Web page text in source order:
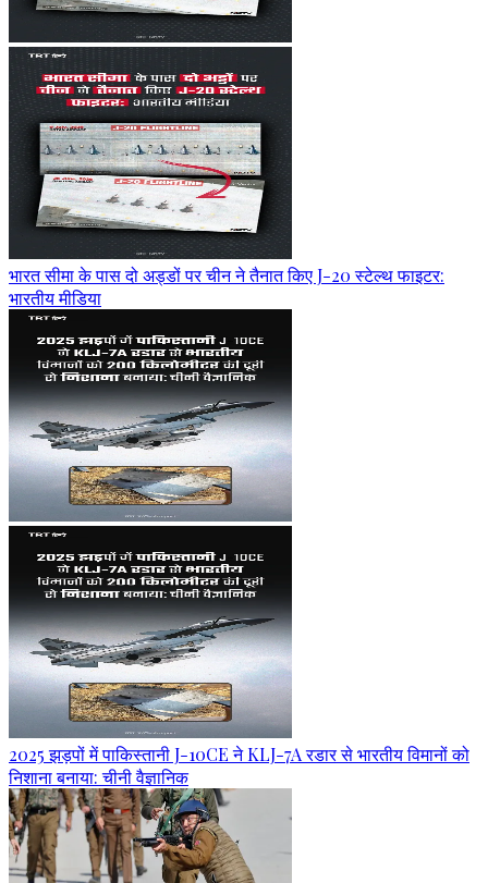
भारत सीमा के पास दो अड्डों पर चीन ने तैनात किए J-20 स्टेल्थ फाइटर:
भारतीय मीडिया
2025 झड़पों में पाकिस्तानी J-10CE ने KLJ-7A रडार से भारतीय विमानों को
निशाना बनाया: चीनी वैज्ञानिक